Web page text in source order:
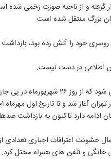
گرفته و از ناحیه صورت زخمی
بزرگ منتقل شده است.
روسری خود را آتش زده بود،
اطلاعی در دست نیست.
کماکان ادامه دارد تاکنون به
خشونت اعترافات اجباری تعدادی
خانگی و تلفن های همراه مختل کرد.